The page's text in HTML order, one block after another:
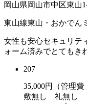
岡山県岡山市中区東山
東山線東山・おかでん
女性も安心セキュリテ
ォーム済みでとてもき
207
35,000円（管理費
敷無し 礼無し